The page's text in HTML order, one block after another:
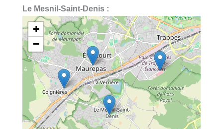
Le Mesnil-Saint-Denis :
+
−